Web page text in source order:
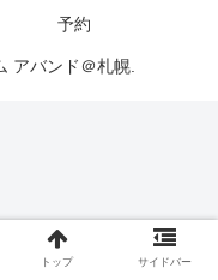
予約
アバンド＠札幌.
トップ サイドバー